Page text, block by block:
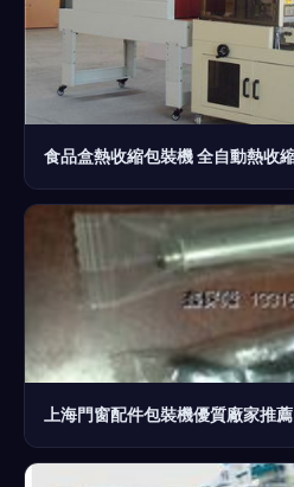
上海門窗配件包裝機優質廠家推